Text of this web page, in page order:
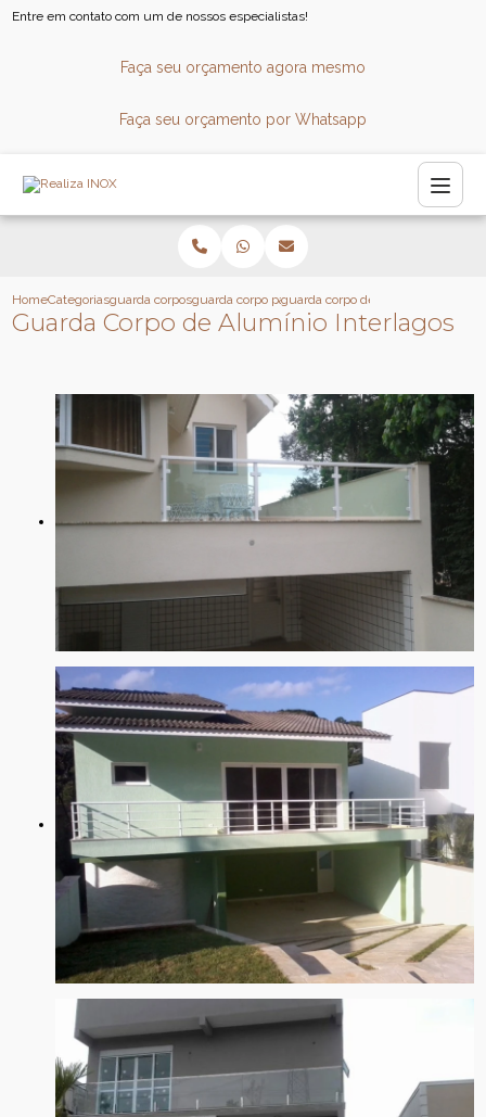
Entre em contato com um de nossos especialistas!
Faça seu orçamento agora mesmo
Faça seu orçamento por Whatsapp
HomeCategoriasguarda corposguarda corpo panoramicoguarda corpo de aluminio
Guarda Corpo de Alumínio Interlagos